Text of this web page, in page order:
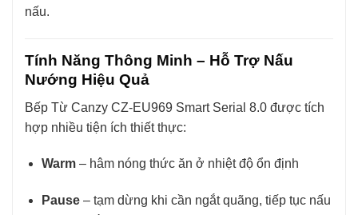
nấu.
Tính Năng Thông Minh – Hỗ Trợ Nấu
Nướng Hiệu Quả
Bếp Từ Canzy CZ-EU969 Smart Serial 8.0 được tích
hợp nhiều tiện ích thiết thực:
Warm– hâm nóng thức ăn ở nhiệt độ ổn định
Pause– tạm dừng khi cần ngắt quãng, tiếp tục nấu